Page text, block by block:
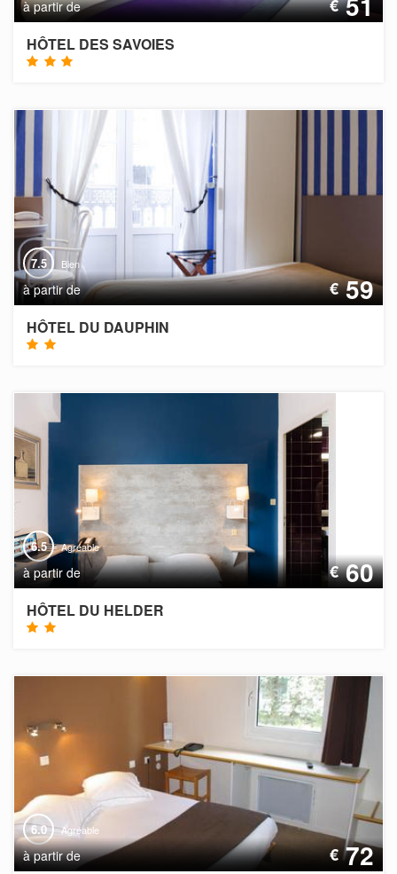
à partir de €
HÔTEL DES SAVOIES
7.5 Bien
à partir de €59
HÔTEL DU DAUPHIN
6.5 Agréable
à partir de €60
HÔTEL DU HELDER
6.0 Agréable
à partir de €72